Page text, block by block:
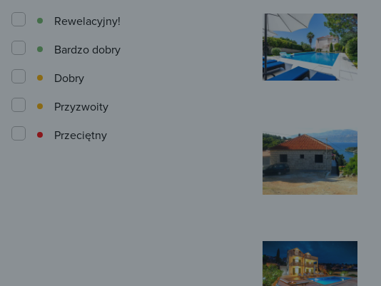
Przeciętny
Przyzwoity
Dobry
Bardzo dobry
Rewelacyjny!